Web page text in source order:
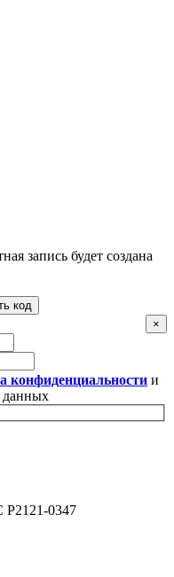
запись будет создана
код
×
конфиденциальности и
данных
P2121-0347